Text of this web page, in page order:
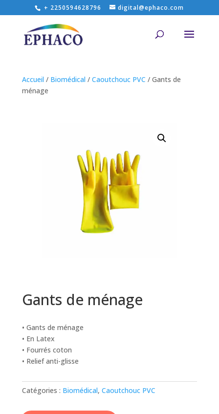
+ 2250594628796 digital@ephaco.com
Accueil / Biomédical / Caoutchouc PVC / Gants de
ménage
Gants de ménage
• Gants de ménage
• En Latex
• Fourrés coton
• Relief anti-glisse
Catégories : Biomédical, Caoutchouc PVC